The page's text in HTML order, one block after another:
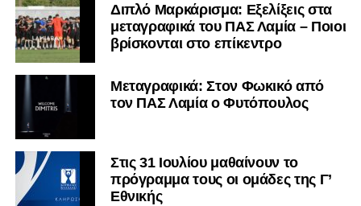
Διπλό Μαρκάρισμα: Εξελίξεις στα
μεταγραφικά του ΠΑΣ Λαμία – Ποιοι
βρίσκονται στο επίκεντρο
Μεταγραφικά: Στον Φωκικό από
τον ΠΑΣ Λαμία ο Φυτόπουλος
Στις 31 Ιουλίου μαθαίνουν το
πρόγραμμα τους οι ομάδες της Γ’
Εθνικής